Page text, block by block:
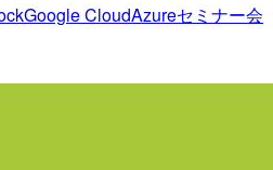
Google CloudAzureセミナー会